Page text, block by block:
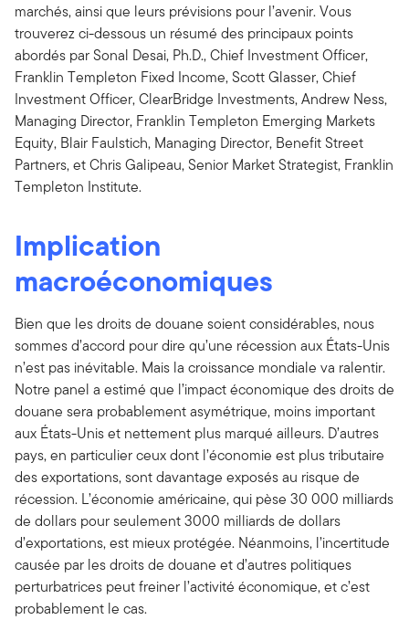
marchés, ainsi que leurs prévisions pour l’avenir. Vous
trouverez ci-dessous un résumé des principaux points
abordés par Sonal Desai, Ph.D., Chief Investment Officer,
Franklin Templeton Fixed Income, Scott Glasser, Chief
Investment Officer, ClearBridge Investments, Andrew Ness,
Managing Director, Franklin Templeton Emerging Markets
Equity, Blair Faulstich, Managing Director, Benefit Street
Partners, et Chris Galipeau, Senior Market Strategist, Franklin
Templeton Institute.
Implication
macroéconomiques
Bien que les droits de douane soient considérables, nous
sommes d’accord pour dire qu’une récession aux États-Unis
n’est pas inévitable. Mais la croissance mondiale va ralentir.
Notre panel a estimé que l’impact économique des droits de
douane sera probablement asymétrique, moins important
aux États-Unis et nettement plus marqué ailleurs. D’autres
pays, en particulier ceux dont l’économie est plus tributaire
des exportations, sont davantage exposés au risque de
récession. L’économie américaine, qui pèse 30 000 milliards
de dollars pour seulement 3000 milliards de dollars
d’exportations, est mieux protégée. Néanmoins, l’incertitude
causée par les droits de douane et d’autres politiques
perturbatrices peut freiner l’activité économique, et c’est
probablement le cas.